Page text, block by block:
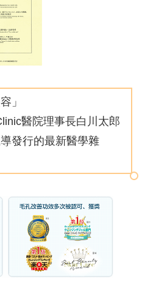
」
醫院理事長白川太郎
發行的最新醫學雜